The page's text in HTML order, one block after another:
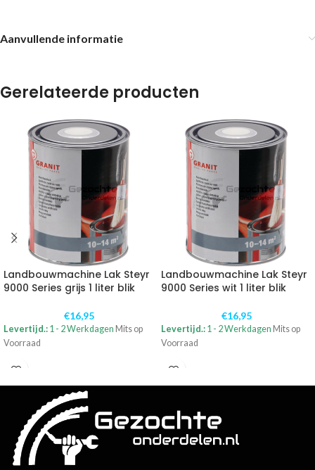
Aanvullende informatie
Gerelateerde producten
Landbouwmachine Lak Steyr
9000 Series grijs 1 liter blik
€16,95
Levertijd.: 1 - 2 Werkdagen Mits op
Voorraad
Landbouwmachine Lak Steyr
9000 Series wit 1 liter blik
€16,95
Levertijd.: 1 - 2 Werkdagen Mits op
Voorraad